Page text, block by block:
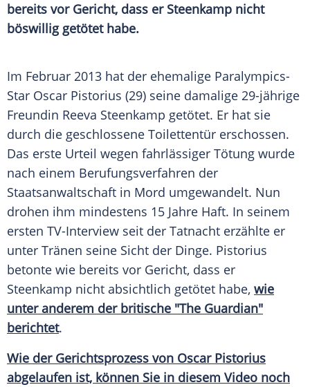
bereits vor Gericht, dass er Steenkamp nicht
böswillig getötet habe.
Im Februar 2013 hat der ehemalige Paralympics-
Star Oscar Pistorius (29) seine damalige 29-jährige
Freundin Reeva Steenkamp getötet. Er hat sie
durch die geschlossene Toilettentür erschossen.
Das erste Urteil wegen fahrlässiger Tötung wurde
nach einem Berufungsverfahren der
Staatsanwaltschaft in Mord umgewandelt. Nun
drohen ihm mindestens 15 Jahre Haft. In seinem
ersten TV-Interview seit der Tatnacht erzählte er
unter Tränen seine Sicht der Dinge. Pistorius
betonte wie bereits vor Gericht, dass er
Steenkamp nicht absichtlich getötet habe, wie
unter anderem der britische "The Guardian"
berichtet.
Wie der Gerichtsprozess von Oscar Pistorius
abgelaufen ist, können Sie in diesem Video noch